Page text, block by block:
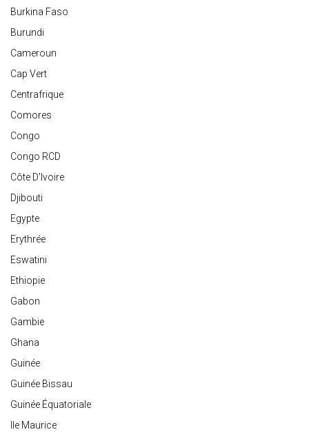
Burkina Faso
Burundi
Cameroun
Cap Vert
Centrafrique
Comores
Congo
Congo RCD
Côte D'Ivoire
Djibouti
Egypte
Erythrée
Eswatini
Ethiopie
Gabon
Gambie
Ghana
Guinée
Guinée Bissau
Guinée Équatoriale
Ile Maurice